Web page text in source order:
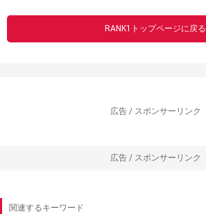
RANK1トップページに戻る
広告 / スポンサーリンク
広告 / スポンサーリンク
関連するキーワード